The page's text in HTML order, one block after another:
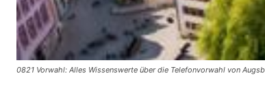
0821 Vorwahl: Alles Wissenswerte über die Telefonvorwahl von